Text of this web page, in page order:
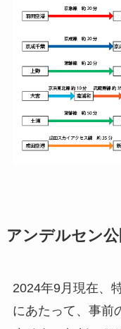
アンデルセン
2024年9月現在、
にあたって、事前